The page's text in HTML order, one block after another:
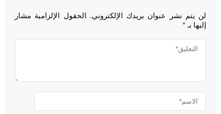
لن يتم نشر عنوان بريدك الإلكتروني. الحقول الإلزامية مشار
إليها بـ *